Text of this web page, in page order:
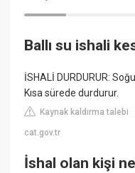
Ballı su ishali
İSHALİ DURDURUR:
Kısa sürede durdurur.
Kaynak kaldırma talebi
cat.gov.tr
İshal olan kişi